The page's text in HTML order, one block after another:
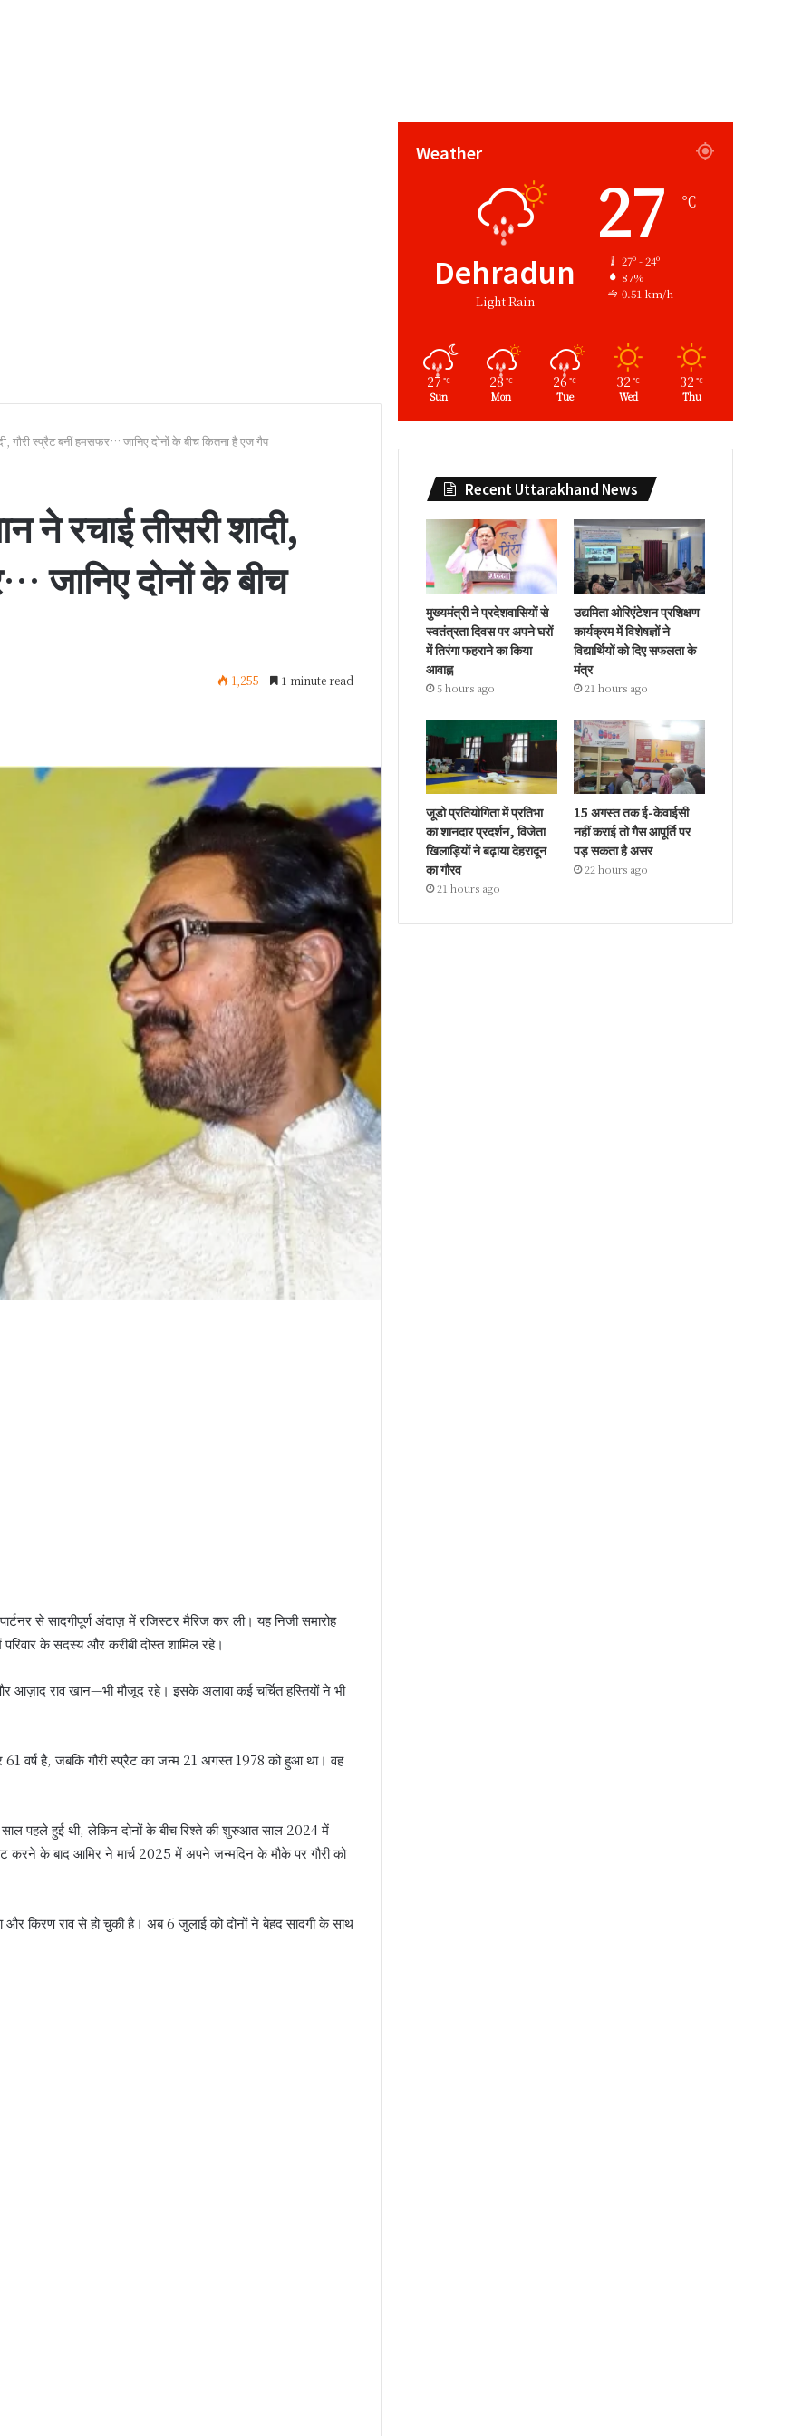
गौरी स्प्रैट बनीं हमसफर… जानिए दोनों के बीच कितना है एज गैप
ने रचाई तीसरी शादी,
जानिए दोनों के बीच
1,255 1 minute read
से सादगीपूर्ण अंदाज़ में रजिस्टर मैरिज कर ली। यह निजी समारोह
के सदस्य और करीबी दोस्त शामिल रहे।
राव खान—भी मौजूद रहे। इसके अलावा कई चर्चित हस्तियों ने भी
वर्ष है, जबकि गौरी स्प्रैट का जन्म 21 अगस्त 1978 को हुआ था। वह
साल पहले हुई थी, लेकिन दोनों के बीच रिश्ते की शुरुआत साल 2024 में
करने के बाद आमिर ने मार्च 2025 में अपने जन्मदिन के मौके पर गौरी को
और किरण राव से हो चुकी है। अब 6 जुलाई को दोनों ने बेहद सादगी के साथ
Weather
Dehradun
Light Rain
27 ℃
27º - 24º
87%
0.51 km/h
27 ℃
Sun
28 ℃
Mon
26 ℃
Tue
32 ℃
Wed
32 ℃
Thu
Recent Uttarakhand News
मुख्यमंत्री ने प्रदेशवासियों से
स्वतंत्रता दिवस पर अपने घरों
में तिरंगा फहराने का किया
आवाह्न
5 hours ago
उद्यमिता ओरिएंटेशन प्रशिक्षण
कार्यक्रम में विशेषज्ञों ने
विद्यार्थियों को दिए सफलता के
मंत्र
21 hours ago
जूडो प्रतियोगिता में प्रतिभा
का शानदार प्रदर्शन, विजेता
खिलाड़ियों ने बढ़ाया देहरादून
का गौरव
21 hours ago
15 अगस्त तक ई-केवाईसी
नहीं कराई तो गैस आपूर्ति पर
पड़ सकता है असर
22 hours ago